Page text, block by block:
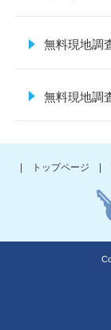
無料現地調
無料現地調
| トップページ |